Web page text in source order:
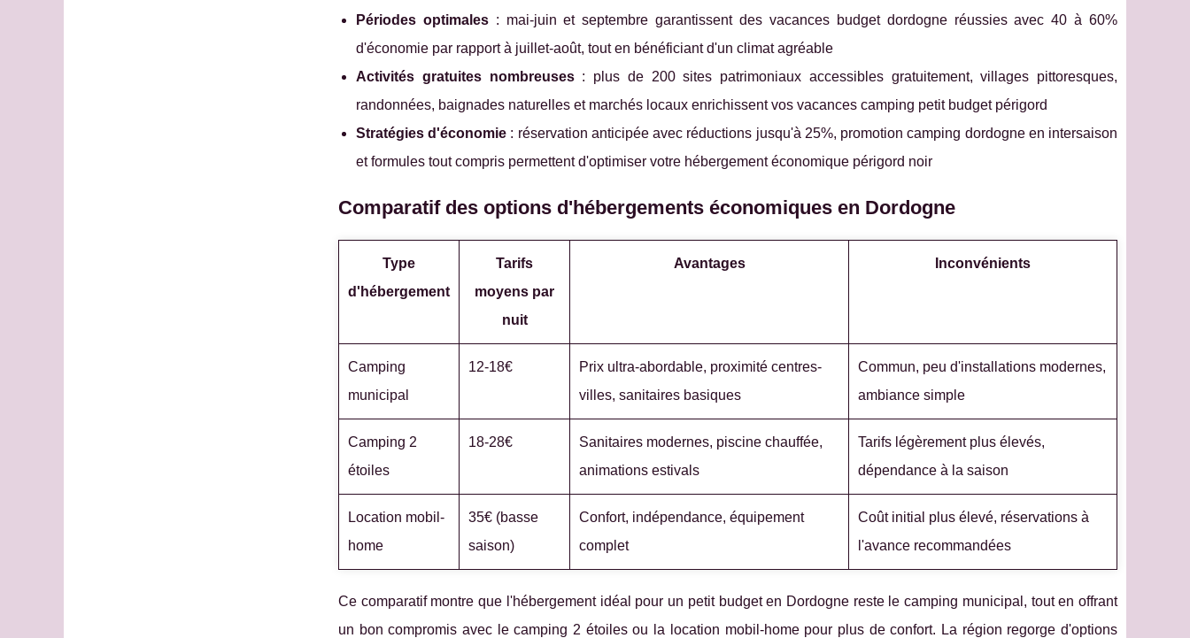
Périodes optimales: mai-juin et septembre garantissent des vacances budget dordogne réussies avec 40 à 60%
d'économie par rapport à juillet-août, tout en bénéficiant d'un climat agréable
Activités gratuites nombreuses: plus de 200 sites patrimoniaux accessibles gratuitement, villages pittoresques,
randonnées, baignades naturelles et marchés locaux enrichissent vos vacances camping petit budget périgord
Stratégies d'économie : réservation anticipée avec réductions jusqu'à 25%, promotion camping dordogne en intersaison
et formules tout compris permettent d'optimiser votre hébergement économique périgord noir
Comparatif des options d'hébergements économiques en Dordogne
Type
d'hébergement
Tarifs
moyens par
nuit
Avantages Inconvénients
Camping
municipal
12-18€
Prix ultra-abordable, proximité centres-
villes, sanitaires basiques
Commun, peu d'installations modernes,
ambiance simple
Camping 2
étoiles
18-28€
Sanitaires modernes, piscine chauffée,
animations estivals
Tarifs légèrement plus élevés,
dépendance à la saison
Location mobil-
home
35€ (basse
saison)
Confort, indépendance, équipement
complet
Coût initial plus élevé, réservations à
l'avance recommandées
Ce comparatif montre que l'hébergement idéal pour un petit budget en Dordogne reste le camping municipal, tout en offrant
un bon compromis avec le camping 2 étoiles ou la location mobil-home pour plus de confort. La région regorge d'options